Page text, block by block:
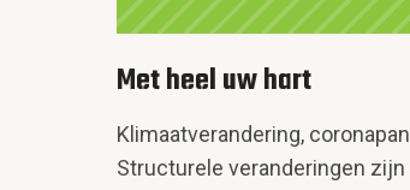
Met heel uw hart
Klimaatverandering,
Structurele veranderingen